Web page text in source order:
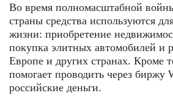
Во время полномасштабной
страны средства используются
жизни: приобретение
покупка элитных автомобилей и
Европе и других странах. Кроме
помогает проводить через биржу
российские деньги.